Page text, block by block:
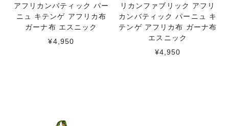
アフリカンバティック パー
ニュ キテンゲ アフリカ布
ガーナ布 エスニック
¥4,950
リカンファブリック アフリ
カンバティック パーニュ キ
テンゲ アフリカ布 ガーナ布
エスニック
¥4,950